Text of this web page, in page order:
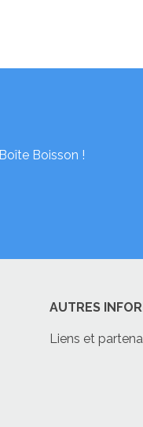
Boisson !
AUTRES
Liens et